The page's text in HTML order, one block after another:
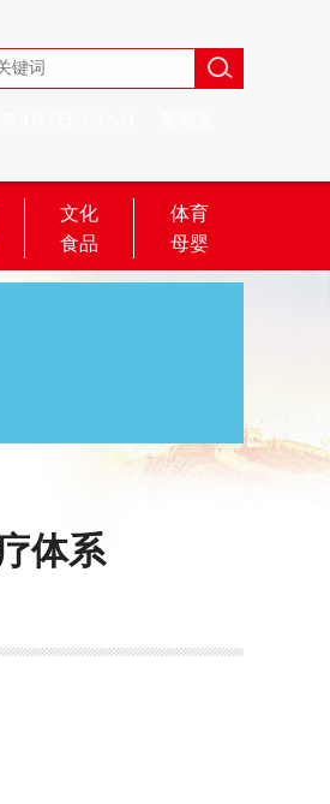
文化
体育
食品 母婴
体系